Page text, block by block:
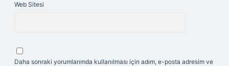
Web Sitesi
Daha sonraki yorumlarımda kullanılması için adım, e-posta adresim ve